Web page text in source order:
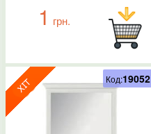
1 грн.
Код:19052